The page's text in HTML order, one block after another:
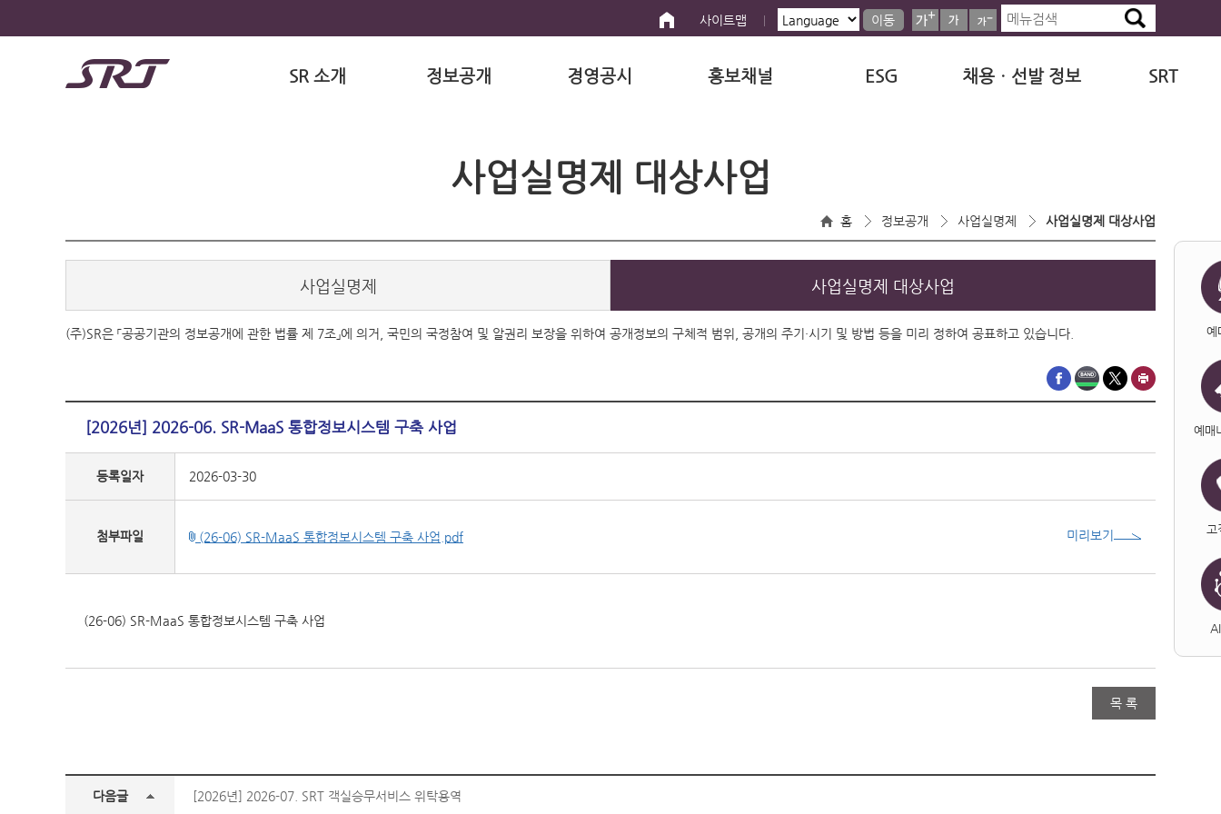
사이트맵 이동
SR 소개 정보공개 경영공시 홍보채널 ESG 채용ㆍ선발 정보 SRT
사업실명제 대상사업
홈 정보공개 사업실명제 사업실명제 대상사업
사업실명제 사업실명제 대상사업
(주)SR은 「공공기관의 정보공개에 관한 법률 제 7조」에 의거, 국민의 국정참여 및 알권리 보장을 위하여 공개정보의 구체적 범위, 공개의 주기·시기 및 방법 등을 미리 정하여 공표하고 있습니다.
[2026년] 2026-06. SR-MaaS 통합정보시스템 구축 사업
등록일자 2026-03-30
첨부파일 (26-06) SR-MaaS 통합정보시스템 구축 사업.pdf 미리보기
(26-06) SR-MaaS 통합정보시스템 구축 사업
목 록
다음글 [2026년] 2026-07. SRT 객실승무서비스 위탁용역
예
예매
고